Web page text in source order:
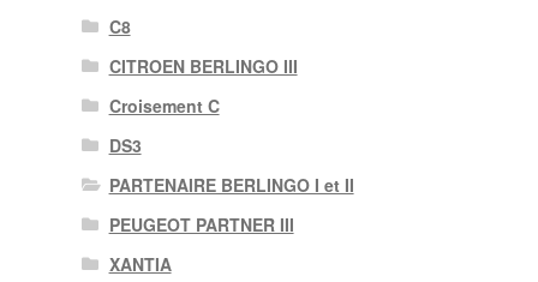
C8
CITROEN BERLINGO III
Croisement C
DS3
PARTENAIRE BERLINGO I et II
PEUGEOT PARTNER III
XANTIA